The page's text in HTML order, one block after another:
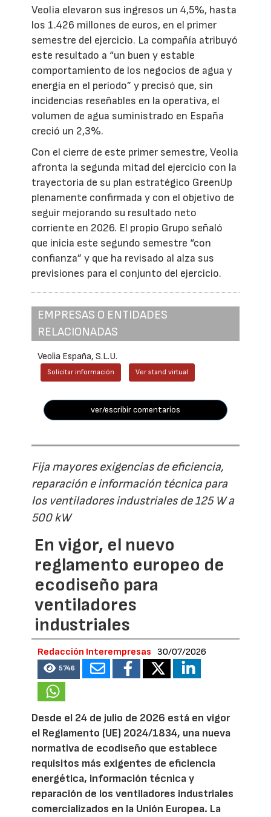
Veolia elevaron sus ingresos un 4,5%, hasta
los 1.426 millones de euros, en el primer
semestre del ejercicio. La compañía atribuyó
este resultado a “un buen y estable
comportamiento de los negocios de agua y
energía en el periodo” y precisó que, sin
incidencias reseñables en la operativa, el
volumen de agua suministrado en España
creció un 2,3%.
Con el cierre de este primer semestre, Veolia
afronta la segunda mitad del ejercicio con la
trayectoria de su plan estratégico GreenUp
plenamente confirmada y con el objetivo de
seguir mejorando su resultado neto
corriente en 2026. El propio Grupo señaló
que inicia este segundo semestre “con
confianza” y que ha revisado al alza sus
previsiones para el conjunto del ejercicio.
EMPRESAS O ENTIDADES
RELACIONADAS
Veolia España, S.L.U.
Solicitar información Ver stand virtual
ver/escribir comentarios
Fija mayores exigencias de eficiencia,
reparación e información técnica para
los ventiladores industriales de 125 W a
500 kW
En vigor, el nuevo
reglamento europeo de
ecodiseño para
ventiladores
industriales
Redacción Interempresas 30/07/2026
5746
Desde el 24 de julio de 2026 está en vigor
el Reglamento (UE) 2024/1834, una nueva
normativa de ecodiseño que establece
requisitos más exigentes de eficiencia
energética, información técnica y
reparación de los ventiladores industriales
comercializados en la Unión Europea. La